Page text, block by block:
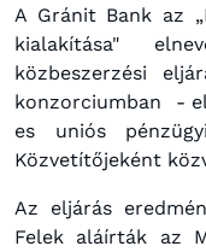
Befektetőknek
Kapcsolat
Netbank
A Gránit Bank az
kialakítása"
közbeszerzési
konzorciumban -
es uniós
Közvetítőjeként
Az eljárás
Felek aláírták az